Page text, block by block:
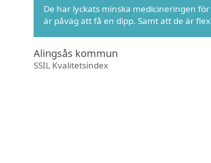
De har lyckats minska medicineringen
är påväg att få en dipp. Samt att de är
Alingsås kommun
SSIL Kvalitetsindex